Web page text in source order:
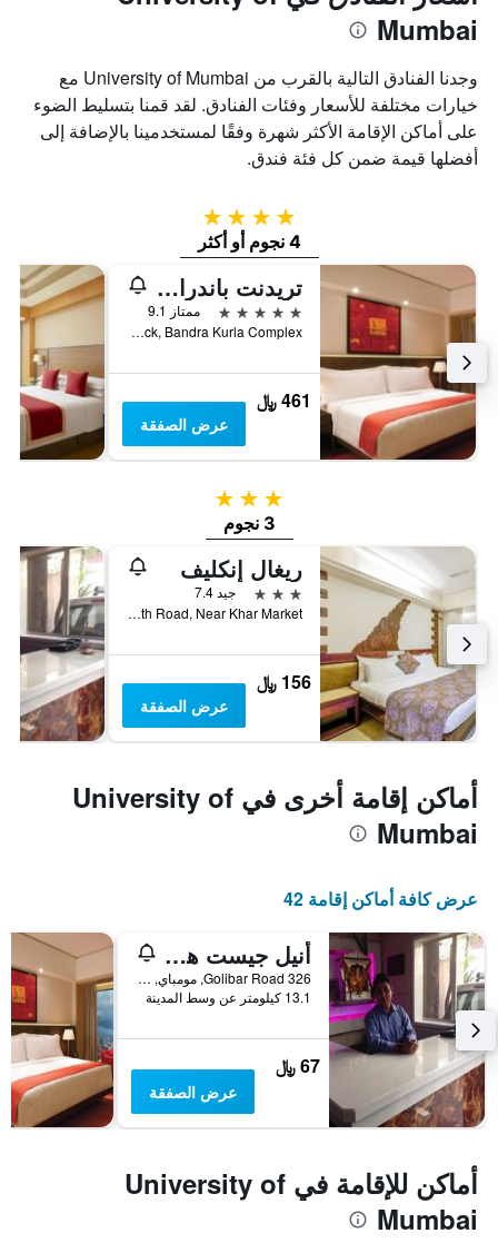
Mumbai
وجدنا الفنادق التالية بالقرب من University of Mumbai مع
خيارات مختلفة للأسعار وفئات الفنادق. لقد قمنا بتسليط الضوء
على أماكن الإقامة الأكثر شهرة وفقًا لمستخدمينا بالإضافة إلى
أفضلها قيمة ضمن كل فئة فندق.
4 نجوم
4 نجوم أو أكثر
تريدنت باندرا كورلا
5 نجوم
ممتاز 9.1
C-56, G Block, Bandra Kurla Complex, مومباي, الهند
461 ﷼
عرض الصفقة
3 نجوم
3 نجوم
ريغال إنكليف
3 نجوم
جيد 7.4
4th Road, Near Khar Market, مومباي, الهند
156 ﷼
عرض الصفقة
أماكن إقامة أخرى في University of
Mumbai
عرض كافة أماكن إقامة 42
أنيل جيست هاوس
326 Golibar Road, مومباي, الهند
13.1 كيلومتر عن وسط المدينة
67 ﷼
عرض الصفقة
أماكن للإقامة في University of
Mumbai